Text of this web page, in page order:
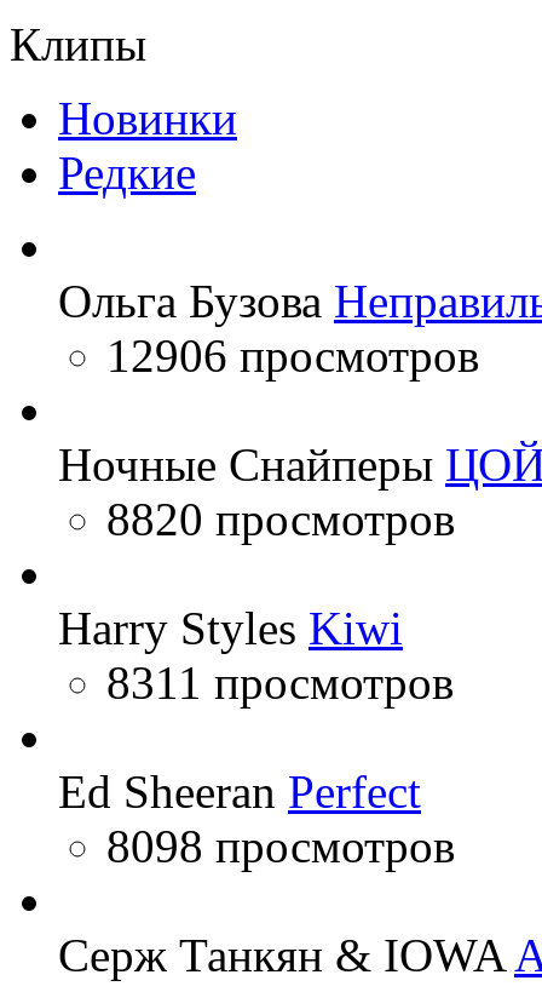
Клипы
Новинки
Редкие
Ольга Бузова
12906 просмотров
Ночные Снайперы
8820 просмотров
Harry Styles Kiwi
8311 просмотров
Ed Sheeran Perfect
8098 просмотров
Серж Танкян & IOWA